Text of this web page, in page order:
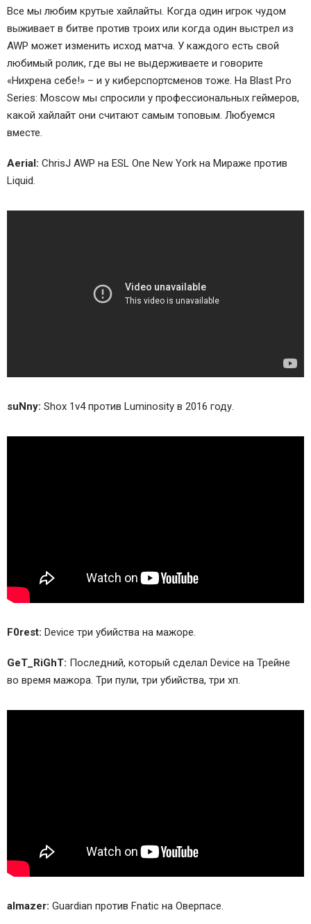
Все мы любим крутые хайлайты. Когда один игрок чудом
выживает в битве против троих или когда один выстрел из
AWP может изменить исход матча. У каждого есть свой
любимый ролик, где вы не выдерживаете и говорите
«Нихрена себе!» – и у киберспортсменов тоже. На Blast Pro
Series: Moscow мы спросили у профессиональных геймеров,
какой хайлайт они считают самым топовым. Любуемся
вместе.
Aerial: ChrisJ AWP на ESL One New York на Мираже против
Liquid.
suNny: Shox 1v4 против Luminosity в 2016 году.
F0rest: Device три убийства на мажоре.
GeT_RiGhT: Последний, который сделал Device на Трейне
во время мажора. Три пули, три убийства, три хп.
almazer: Guardian против Fnatic на Оверпасе.